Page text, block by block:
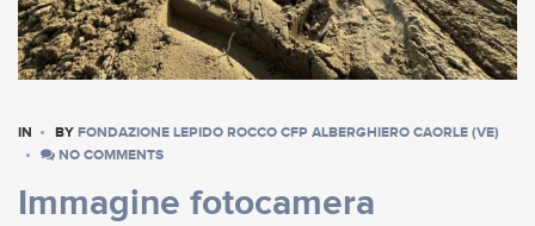
IN BY FONDAZIONE LEPIDO ROCCO CFP ALBERGHIERO CAORLE (VE)
NO COMMENTS
Immagine fotocamera